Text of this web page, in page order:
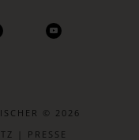
© 2026
PRESSE